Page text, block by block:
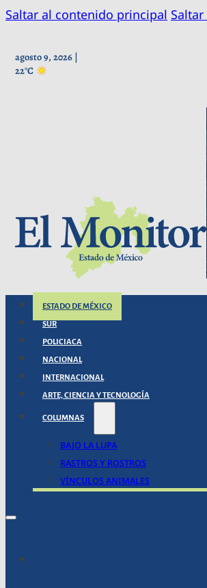
Saltar al contenido principal
agosto 9, 2026 |
22°C
ESTADO DE MÉXICO
SUR
POLICIACA
NACIONAL
INTERNACIONAL
ARTE, CIENCIA Y TECNOLOGÍA
COLUMNAS
BAJO LA LUPA
RASTROS Y ROSTROS
VÍNCULOS ANIMALES